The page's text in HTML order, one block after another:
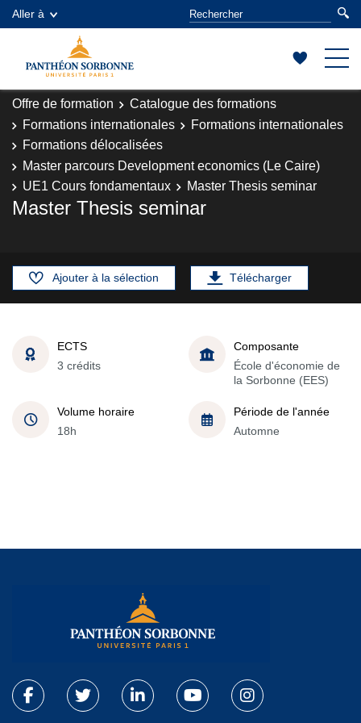
Aller à
Offre de formation
Catalogue des formations
Formations internationales
Formations internationales
Formations délocalisées
Master parcours Development economics (Le Caire)
UE1 Cours fondamentaux
Master Thesis seminar
Master Thesis seminar
Ajouter à la sélection Télécharger
ECTS
3 crédits
Composante
École d'économie de
la Sorbonne (EES)
Volume horaire
18h
Période de l'année
Automne